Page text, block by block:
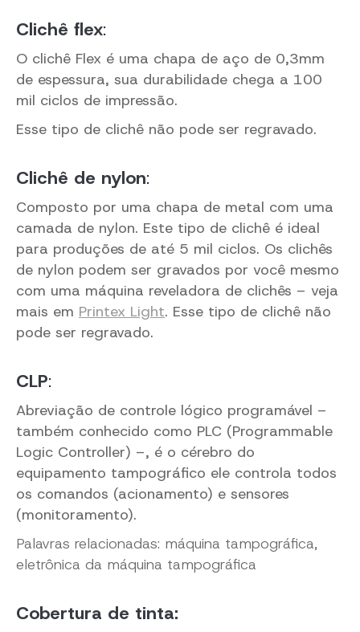
Clichê flex:
O clichê Flex é uma chapa de aço de 0,3mm
de espessura, sua durabilidade chega a 100
mil ciclos de impressão.
Esse tipo de clichê não pode ser regravado.
Clichê de nylon:
Composto por uma chapa de metal com uma
camada de nylon. Este tipo de clichê é ideal
para produções de até 5 mil ciclos. Os clichês
de nylon podem ser gravados por você mesmo
com uma máquina reveladora de clichês – veja
mais em Printex Light. Esse tipo de clichê não
pode ser regravado.
CLP:
Abreviação de controle lógico programável –
também conhecido como PLC (Programmable
Logic Controller) –, é o cérebro do
equipamento tampográfico ele controla todos
os comandos (acionamento) e sensores
(monitoramento).
Palavras relacionadas: máquina tampográfica,
eletrônica da máquina tampográfica
Cobertura de tinta: